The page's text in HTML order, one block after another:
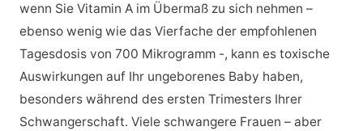
wenn Sie Vitamin A im Übermaß zu sich nehmen –
ebenso wenig wie das Vierfache der empfohlenen
Tagesdosis von 700 Mikrogramm -, kann es toxische
Auswirkungen auf Ihr ungeborenes Baby haben,
besonders während des ersten Trimesters Ihrer
Schwangerschaft. Viele schwangere Frauen – aber